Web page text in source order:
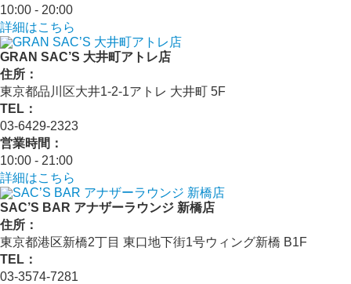
10:00 - 20:00
詳細はこちら
GRAN SAC’S 大井町アトレ店
住所：
東京都品川区大井1-2-1アトレ 大井町 5F
TEL：
03-6429-2323
営業時間：
10:00 - 21:00
詳細はこちら
SAC’S BAR アナザーラウンジ 新橋店
住所：
東京都港区新橋2丁目 東口地下街1号ウィング新橋 B1F
TEL：
03-3574-7281